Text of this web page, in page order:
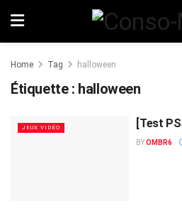
Home Tag halloween
Étiquette : halloween
JEUX VIDÉO [Test
BYOMBR6